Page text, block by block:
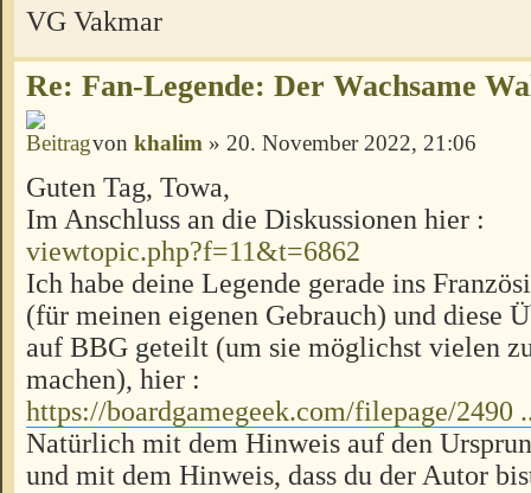
VG Vakmar
Re: Fan-Legende: Der Wachsame
von khalim » 20. November 2022, 21:06
Guten Tag, Towa,
Im Anschluss an die Diskussionen hier :
viewtopic.php?f=11&t=6862
Ich habe deine Legende gerade ins
(für meinen eigenen Gebrauch) und diese
auf BBG geteilt (um sie möglichst vielen
machen), hier :
https://boardgamegeek.com/filepage/2490
Natürlich mit dem Hinweis auf den
und mit dem Hinweis, dass du der Autor